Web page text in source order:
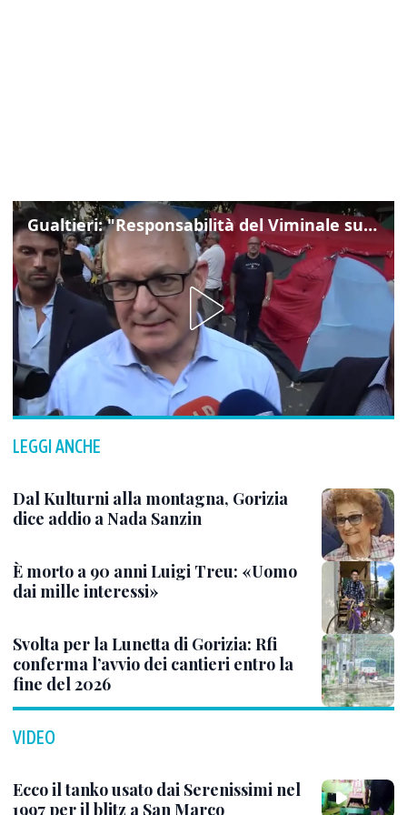
Gualtieri: "Responsabilità del Viminale su Spin Time? La posizione dei partiti è nota"
LEGGI ANCHE
Dal Kulturni alla montagna, Gorizia
dice addio a Nada Sanzin
È morto a 90 anni Luigi Treu: «Uomo
dai mille interessi»
Svolta per la Lunetta di Gorizia: Rfi
conferma l’avvio dei cantieri entro la
fine del 2026
VIDEO
Ecco il tanko usato dai Serenissimi nel
1997 per il blitz a San Marco